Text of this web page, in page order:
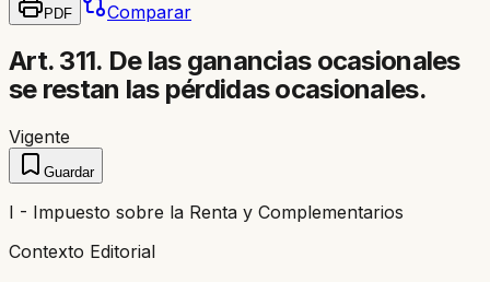
PDF Comparar
Art. 311. De las ganancias ocasionales
se restan las pérdidas ocasionales.
Vigente
Guardar
I - Impuesto sobre la Renta y Complementarios
Contexto Editorial